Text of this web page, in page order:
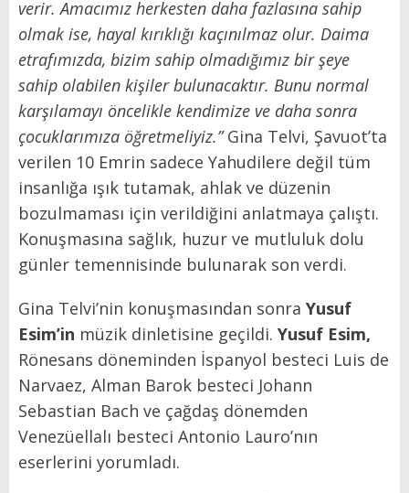
verir. Amacımız herkesten daha fazlasına sahip
olmak ise, hayal kırıklığı kaçınılmaz olur. Daima
etrafımızda, bizim sahip olmadığımız bir şeye
sahip olabilen kişiler bulunacaktır. Bunu normal
karşılamayı öncelikle kendimize ve daha sonra
çocuklarımıza öğretmeliyiz.”Gina Telvi, Şavuot’ta
verilen 10 Emrin sadece Yahudilere değil tüm
insanlığa ışık tutamak, ahlak ve düzenin
bozulmaması için verildiğini anlatmaya çalıştı.
Konuşmasına sağlık, huzur ve mutluluk dolu
günler temennisinde bulunarak son verdi.
Gina Telvi’nin konuşmasından sonra Yusuf
Esim’in müzik dinletisine geçildi. Yusuf Esim,
Rönesans döneminden İspanyol besteci Luis de
Narvaez, Alman Barok besteci Johann
Sebastian Bach ve çağdaş dönemden
Venezüellalı besteci Antonio Lauro’nın
eserlerini yorumladı.